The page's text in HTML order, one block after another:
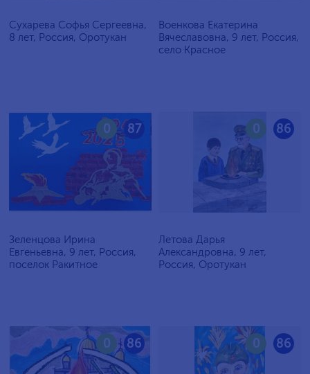
Сухарева Софья Сергеевна,
8 лет, Россия, Оротукан
Военкова Екатерина
Вячеславовна, 9 лет, Россия,
село Красное
87
0
Зеленцова Ирина
Евгеньевна, 9 лет, Россия,
поселок Ракитное
86
0
Летова Дарья
Александровна, 9 лет,
Россия, Оротукан
86
0 86
0